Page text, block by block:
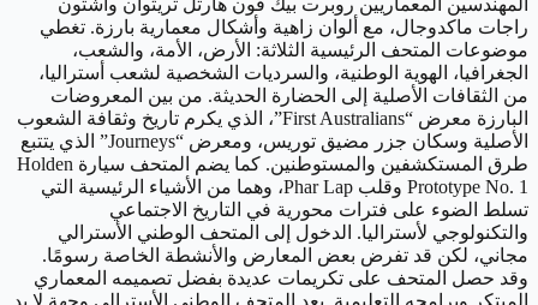
راجات ماكدوجال، مع ألوان زاهية وأشكال معمارية بارزة. تغطي
موضوعات المتحف الرئيسية الثلاثة: الأرض، الأمة، والشعب،
الجغرافيا، الهوية الوطنية، والسرديات الشخصية لشعب أستراليا،
من الثقافات الأصلية إلى الحضارة الحديثة. من بين المعروضات
البارزة معرض “First Australians”، الذي يكرم تاريخ وثقافة الشعوب
الأصلية وسكان جزر مضيق توريس، ومعرض “Journeys” الذي يتتبع
طرق المستكشفين والمستوطنين. كما يضم المتحف سيارة Holden
Prototype No. 1 وقلب Phar Lap، وهما من الأشياء الرئيسية التي
تسلط الضوء على فترات محورية في التاريخ الاجتماعي
والتكنولوجي لأستراليا. الدخول إلى المتحف الوطني الأسترالي
مجاني، لكن قد تفرض بعض المعارض والأنشطة الخاصة رسومًا.
وقد حصل المتحف على تكريمات عديدة بفضل تصميمه المعماري
المبتكر وبرامجه التعليمية. يعد المتحف الوطني الأسترالي وجهة لا بد